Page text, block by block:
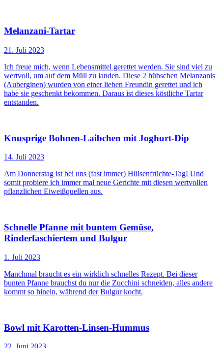
Melanzani-Tartar
21. Juli 2023
Ich freue mich, wenn Lebensmittel gerettet werden. Sie sind viel zu
wertvoll, um auf dem Müll zu landen. Diese 2 hübschen Melanzanis
(Auberginen) wurden von einer lieben Freundin gerettet und ich
habe sie geschenkt bekommen. Daraus ist dieses köstliche Tartar
entstanden.
Knusprige Bohnen-Laibchen mit Joghurt-Dip
14. Juli 2023
Am Donnerstag ist bei uns (fast immer) Hülsenfrüchte-Tag! Und
somit probiere ich immer mal neue Gerichte mit diesen wertvollen
pflanzlichen Eiweißquellen aus.
Schnelle Pfanne mit buntem Gemüse,
Rinderfaschiertem und Bulgur
1. Juli 2023
Manchmal braucht es ein wirklich schnelles Rezept. Bei dieser
bunten Pfanne brauchst du nur die Zucchini schneiden, alles andere
kommt so hinein, während der Bulgur kocht.
Bowl mit Karotten-Linsen-Hummus